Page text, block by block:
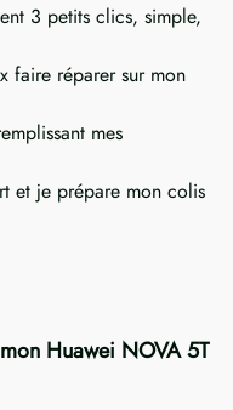
3 petits clics, simple,
faire réparer sur mon
mes
et je prépare mon colis
Huawei NOVA 5T